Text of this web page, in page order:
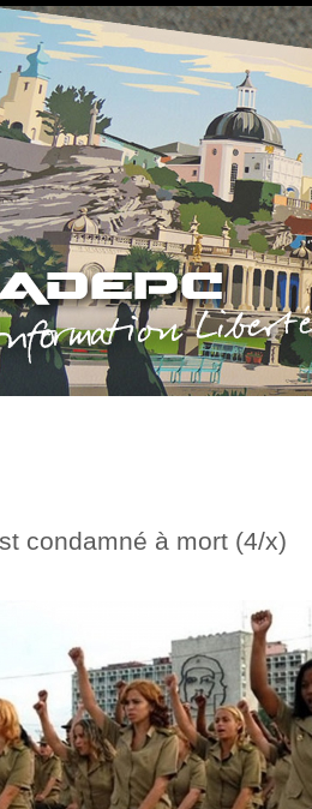
condamné à mort (4/x)